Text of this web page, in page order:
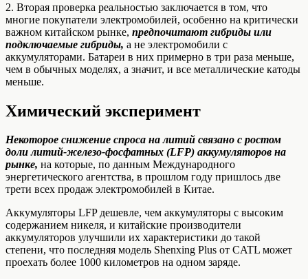
2. Вторая проверка реальностью заключается в том, что
многие покупатели электромобилей, особенно на критически
важном китайском рынке, предпочитают гибриды или
подключаемые гибриды, а не электромобили с
аккумуляторами. Батареи в них примерно в три раза меньше,
чем в обычных моделях, а значит, и все металлические катоды
меньше.
Химический эксперимент
Некоторое снижение спроса на литий связано с ростом
доли литий-железо-фосфатных (LFP) аккумуляторов на
рынке, на которые, по данным Международного
энергетического агентства, в прошлом году пришлось две
трети всех продаж электромобилей в Китае.
Аккумуляторы LFP дешевле, чем аккумуляторы с высоким
содержанием никеля, и китайские производители
аккумуляторов улучшили их характеристики до такой
степени, что последняя модель Shenxing Plus от CATL может
проехать более 1000 километров на одном заряде.